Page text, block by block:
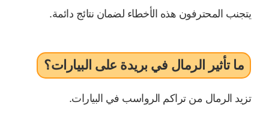
يتجنب المحترفون هذه الأخطاء لضمان نتائج دائمة.
ما تأثير الرمال في بريدة على البيارات؟
تزيد الرمال من تراكم الرواسب في البيارات.